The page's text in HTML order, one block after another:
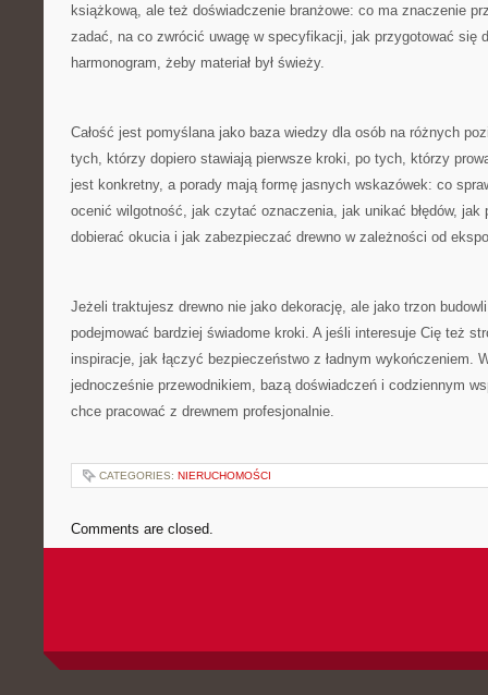
książkową, ale też doświadczenie branżowe: co ma znaczenie
zadać, na co zwrócić uwagę w specyfikacji, jak przygotować się
harmonogram, żeby materiał był świeży.
Całość jest pomyślana jako baza wiedzy dla osób na różnych
tych, którzy dopiero stawiają pierwsze kroki, po tych, którzy
jest konkretny, a porady mają formę jasnych wskazówek: co
ocenić wilgotność, jak czytać oznaczenia, jak unikać błędów, jak
dobierać okucia i jak zabezpieczać drewno w zależności od
Jeżeli traktujesz drewno nie jako dekorację, ale jako trzon
podejmować bardziej świadome kroki. A jeśli interesuje Cię też
inspiracje, jak łączyć bezpieczeństwo z ładnym wykończeniem.
jednocześnie przewodnikiem, bazą doświadczeń i codziennym
chce pracować z drewnem profesjonalnie.
CATEGORIES: NIERUCHOMOŚCI
Comments are closed.